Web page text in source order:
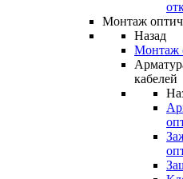
Монтаж
Назад
Монтаж
кабелей